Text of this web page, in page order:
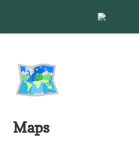
🗺️
Maps